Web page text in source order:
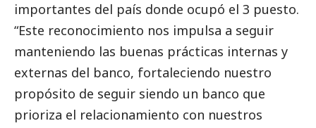
importantes del país donde ocupó el 3 puesto.
“Este reconocimiento nos impulsa a seguir
manteniendo las buenas prácticas internas y
externas del banco, fortaleciendo nuestro
propósito de seguir siendo un banco que
prioriza el relacionamiento con nuestros